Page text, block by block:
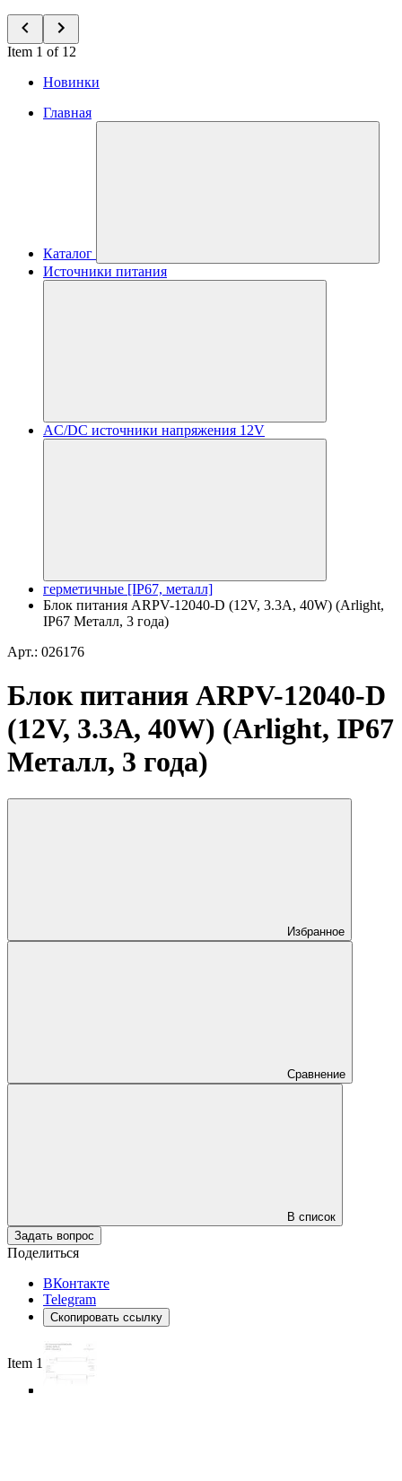
Item 1 of 12
Новинки
Главная
Каталог
Источники питания
AC/DC источники напряжения 12V
герметичные [IP67, металл]
Блок питания ARPV-12040-D (12V, 3.3A, 40W) (Arlight,
IP67 Металл, 3 года)
Арт.: 026176
Блок питания ARPV-12040-D
(12V, 3.3A, 40W) (Arlight, IP67
Металл, 3 года)
Избранное
Сравнение
В список
Задать вопрос
Поделиться
ВКонтакте
Telegram
Скопировать ссылку
Item 1 of 5